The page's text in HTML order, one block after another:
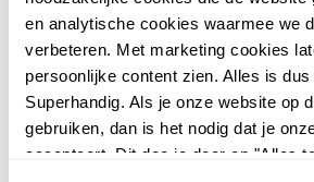
en analytische cookies waarmee we
verbeteren. Met marketing cookies
persoonlijke content zien. Alles is
Superhandig. Als je onze website op
gebruiken, dan is het nodig dat je
accepteert. Dit doe je door op "Alles